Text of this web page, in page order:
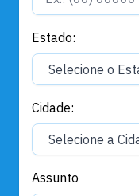
Estado:
Cidade:
Assunto